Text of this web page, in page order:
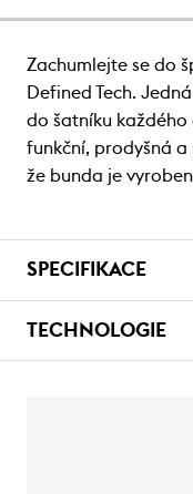
Zachumlejte se do
Defined Tech.
do šatníku
funkční, prodyšná a
že bunda je
SPECIFIKACE
TECHNOLOGIE